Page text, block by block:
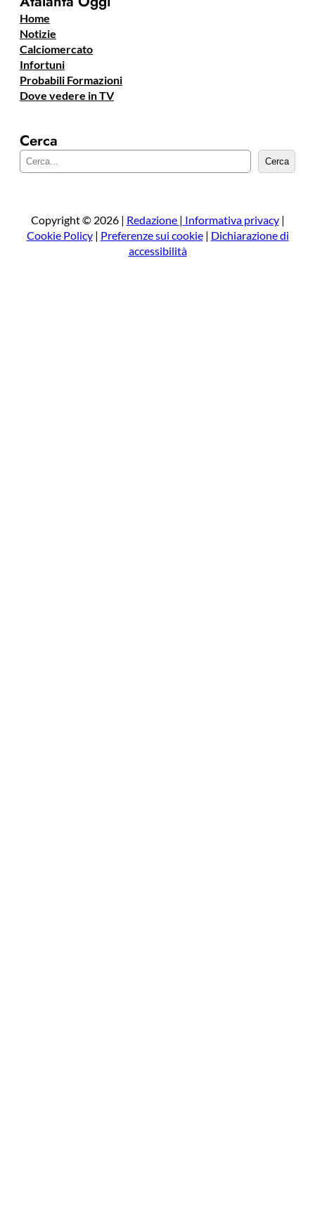
Home
Notizie
Calciomercato
Infortuni
Probabili Formazioni
Dove vedere in TV
Cerca
e
a
Cerca
Copyright © 2026 | Redazione | Informativa privacy|
Cookie Policy| Preferenze sui cookie| Dichiarazione di
accessibilità